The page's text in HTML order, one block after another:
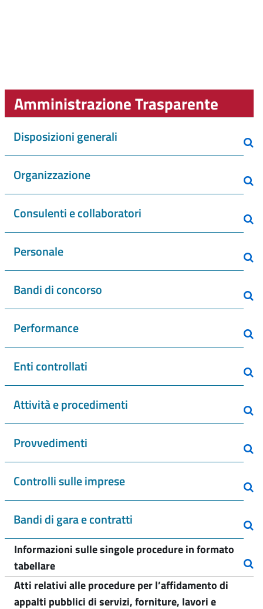
Amministrazione Trasparente
Disposizioni generali
Organizzazione
Consulenti e collaboratori
Personale
Bandi di concorso
Performance
Enti controllati
Attività e procedimenti
Provvedimenti
Controlli sulle imprese
Bandi di gara e contratti
Informazioni sulle singole procedure in formato
tabellare
Atti relativi alle procedure per l’affidamento di
appalti pubblici di servizi, forniture, lavori e